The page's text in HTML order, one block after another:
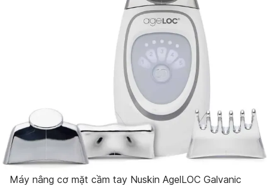
Máy nâng cơ mặt cầm tay Nuskin AgelLOC Galvanic